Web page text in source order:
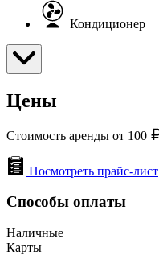
Кондиционер
Цены
Стоимость аренды от 100
Посмотреть прайс-лист
Способы оплаты
Наличные
Карты